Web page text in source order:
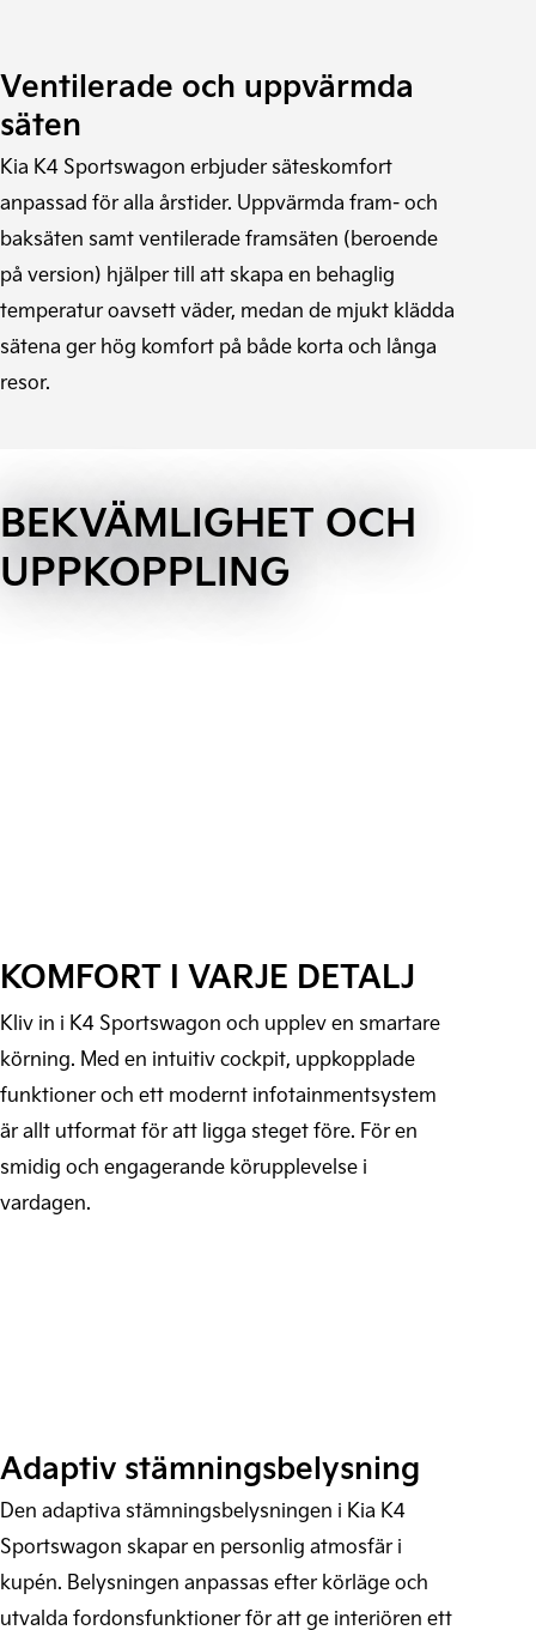
Ventilerade och uppvärmda
säten
Kia K4 Sportswagon erbjuder säteskomfort
anpassad för alla årstider. Uppvärmda fram- och
baksäten samt ventilerade framsäten (beroende
på version) hjälper till att skapa en behaglig
temperatur oavsett väder, medan de mjukt klädda
sätena ger hög komfort på både korta och långa
resor.
BEKVÄMLIGHET OCH
UPPKOPPLING
KOMFORT I VARJE DETALJ
Kliv in i K4 Sportswagon och upplev en smartare
körning. Med en intuitiv cockpit, uppkopplade
funktioner och ett modernt infotainmentsystem
är allt utformat för att ligga steget före. För en
smidig och engagerande körupplevelse i
vardagen.
Adaptiv stämningsbelysning
Den adaptiva stämningsbelysningen i Kia K4
Sportswagon skapar en personlig atmosfär i
kupén. Belysningen anpassas efter körläge och
utvalda fordonsfunktioner för att ge interiören ett